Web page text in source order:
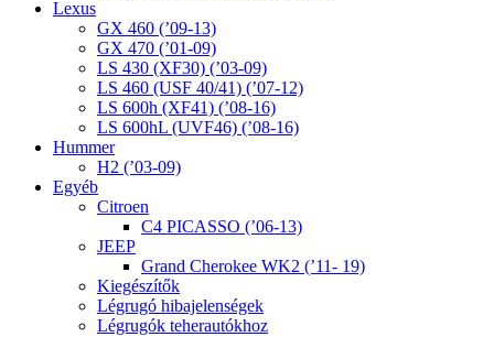
Lexus
GX 460 (’09-13)
GX 470 (’01-09)
LS 430 (XF30) (’03-09)
LS 460 (USF 40/41) (’07-12)
LS 600h (XF41) (’08-16)
LS 600hL (UVF46) (’08-16)
Hummer
H2 (’03-09)
Egyéb
Citroen
C4 PICASSO (’06-13)
JEEP
Grand Cherokee WK2 (’11- 19)
Kiegészítők
Légrugó hibajelenségek
Légrugók teherautókhoz